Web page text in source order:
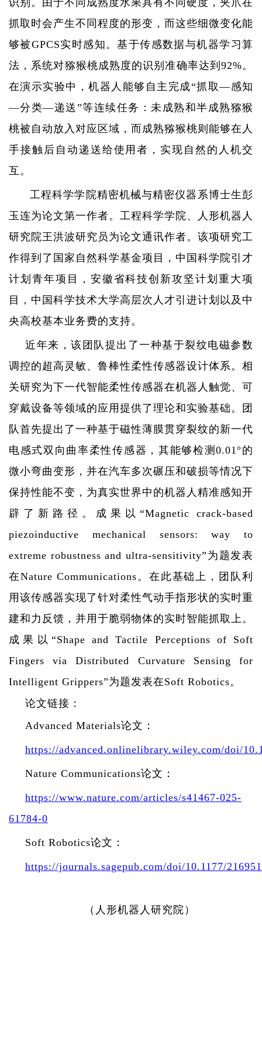
抓取时会产生不同程度的形变，而这些细微变化能
够被GPCS实时感知。基于传感数据与机器学习算
法，系统对猕猴桃成熟度的识别准确率达到 92%。
在演示实验中，机器人能够自主完成“抓取—感知
—分类—递送”等连续任务：未成熟和半成熟猕猴
桃被自动放入对应区域，而成熟猕猴桃则能够在人
手接触后自动递送给使用者，实现自然的人机交
互。
工程科学学院精密机械与精密仪器系博士生彭
玉连为论文第一作者。工程科学学院、人形机器人
研究院王洪波研究员为论文通讯作者。该项研究工
作得到了国家自然科学基金项目，中国科学院引才
计划青年项目，安徽省科技创新攻坚计划重大项
目，中国科学技术大学高层次人才引进计划以及中
央高校基本业务费的支持。
近年来，该团队提出了一种基于裂纹电磁参数
调控的超高灵敏、鲁棒性柔性传感器设计体系。相
关研究为下一代智能柔性传感器在机器人触觉、可
穿戴设备等领域的应用提供了理论和实验基础。团
队首先提出了一种基于磁性薄膜贯穿裂纹的新一代
电感式双向曲率柔性传感器，其能够检测0.01°的
微小弯曲变形，并在汽车多次碾压和破损等情况下
保持性能不变，为真实世界中的机器人精准感知开
辟了新路径。成果以“Magnetic crack-based
piezoinductive mechanical sensors: way to
extreme robustness and ultra-sensitivity”为题发表
在Nature Communications 。在此基础上，团队利
用该传感器实现了针对柔性气动手指形状的实时重
建和力反馈，并用于脆弱物体的实时智能抓取上。
成果以“Shape and Tactile Perceptions of Soft
Fingers via Distributed Curvature Sensing for
Intelligent Grippers”为题发表在Soft Robotics。
论文链接：
Advanced Materials论文：
https://advanced.onlinelibrary.wiley.com/doi/
Nature Communications论文：
https://www.nature.com/articles/s41467-025-
61784-0
Soft Robotics论文：
https://journals.sagepub.com/doi/10.1177/
（人形机器人研究院）